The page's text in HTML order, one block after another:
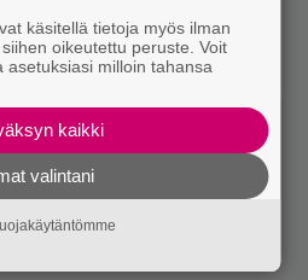
käsitellä tietoja myös ilman
oikeutettu peruste. Voit
milloin tahansa
kaikki
valintani